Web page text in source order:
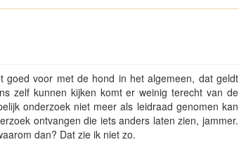
voor met de hond in het algemeen, dat geldt
zelf kunnen kijken komt er weinig terecht van de
onderzoek niet meer als leidraad genomen kan
ontvangen die iets anders laten zien, jammer.
dan? Dat zie ik niet zo.